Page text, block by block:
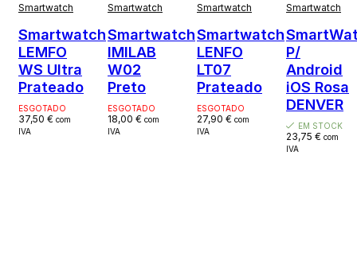
Smartwatch
Smartwatch
LEMFO
WS Ultra
Prateado
ESGOTADO
37,50 € com
IVA
Smartwatch
Smartwatch
IMILAB
W02
Preto
ESGOTADO
18,00 € com
IVA
Smartwatch
Smartwatch
LENFO
LT07
Prateado
ESGOTADO
27,90 € com
IVA
Smartwatch
P/
Android
iOS Rosa
DENVER
EM STOCK
23,75 € com
IVA